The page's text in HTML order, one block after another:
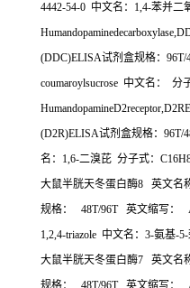
4442-54-0 中文名： 1,4-苯并二
(DDC)ELISA试剂盒规格： 96T/
coumaroylsucrose 中文名： 分
(D2R)ELISA试剂盒规格： 96T/
名： 1,6-二溴芘 分子式：
大鼠半胱天冬蛋白酶8 英文名
规格：
48T/96T 英文缩写：
1,2,4-triazole 中文名： 3-氨基-5-
大鼠半胱天冬蛋白酶7 英文名
规格：
48T/96T 英文缩写：